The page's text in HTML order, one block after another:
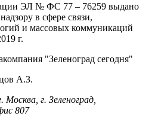
ЭЛ № ФС 77 – 76259 выдано
в сфере связи,
и массовых коммуникаций
г.
"Зеленоград сегодня"
А.З.
Москва, г. Зеленоград,
807